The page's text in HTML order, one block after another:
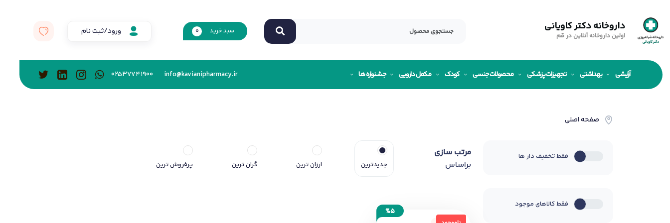
داروخانه دکتر کاویانی
اولین داروخانه آنلاین در قم
سبد خرید 0 ورود/ثبت نام
آرایشی بهداشتی تجهیزات پزشکی محصولات جنسی کودک مکمل دارویی جشنواره ها info@kavianipharmacy.ir
02537741900
صفحه اصلی
فقط تخفیف دار ها
فقط کالاهای موجود
مرتب سازی
براساس
جدیدترین ارزان ترین گران ترین پرفروش ترین
%5